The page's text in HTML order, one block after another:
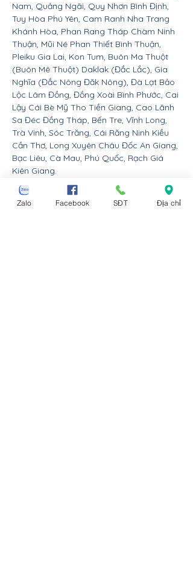
Nam, Quảng Ngãi, Quy Nhơn Bình Định,
Tuy Hòa Phú Yên, Cam Ranh Nha Trang
Khánh Hòa, Phan Rang Tháp Chàm Ninh
Thuận, Mũi Né Phan Thiết Bình Thuận,
Pleiku Gia Lai, Kon Tum, Buôn Ma Thuột
(Buôn Mê Thuột) Daklak (Đắc Lắc), Gia
Nghĩa (Đắc Nông Đăk Nông), Đà Lạt Bảo
Lộc Lâm Đồng, Đồng Xoài Bình Phước, Cai
Lậy Cái Bè Mỹ Tho Tiền Giang, Cao Lãnh
Sa Đéc Đồng Tháp, Bến Tre, Vĩnh Long,
Trà Vinh, Sóc Trăng, Cái Răng Ninh Kiều
Cần Thơ, Long Xuyên Châu Đốc An Giang,
Bạc Liêu, Cà Mau, Phú Quốc, Rạch Giá
Kiên Giang.
Nội thất Linco giao hàng cho các huyện,
thị xã tx, tp thành phố tỉnh thành từ Đà
Zalo Facebook SĐT Địa chỉ